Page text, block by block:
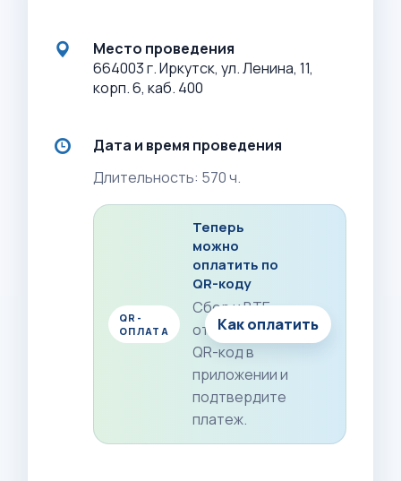
Место проведения
664003 г. Иркутск, ул. Ленина, 11,
корп. 6, каб. 400
Дата и время проведения
Длительность: 570 ч.
QR-
ОПЛАТА
Теперь
можно
оплатить по
QR-коду
Сбер и ВТБ:
отсканируйте
QR-код в
приложении и
подтвердите
платеж.
Как оплатить